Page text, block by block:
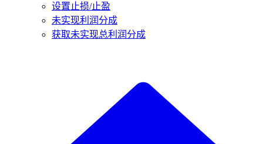
设置止损/止盈
未实现利润分成
获取未实现总利润分成